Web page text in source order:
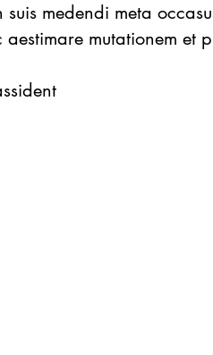
medendi meta
mutationem et